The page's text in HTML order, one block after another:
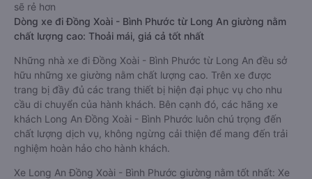
sẽ rẻ hơn
Dòng xe đi Đồng Xoài - Bình Phước từ Long An giường nằm
chất lượng cao: Thoải mái, giá cả tốt nhất
Những nhà xe đi Đồng Xoài - Bình Phước từ Long An đều sở
hữu những xe giường nằm chất lượng cao. Trên xe được
trang bị đầy đủ các trang thiết bị hiện đại phục vụ cho nhu
cầu di chuyển của hành khách. Bên cạnh đó, các hãng xe
khách Long An Đồng Xoài - Bình Phước luôn chú trọng đến
chất lượng dịch vụ, không ngừng cải thiện để mang đến trải
nghiệm hoàn hảo cho hành khách.
Xe Long An Đồng Xoài - Bình Phước giường nằm tốt nhất: Xe